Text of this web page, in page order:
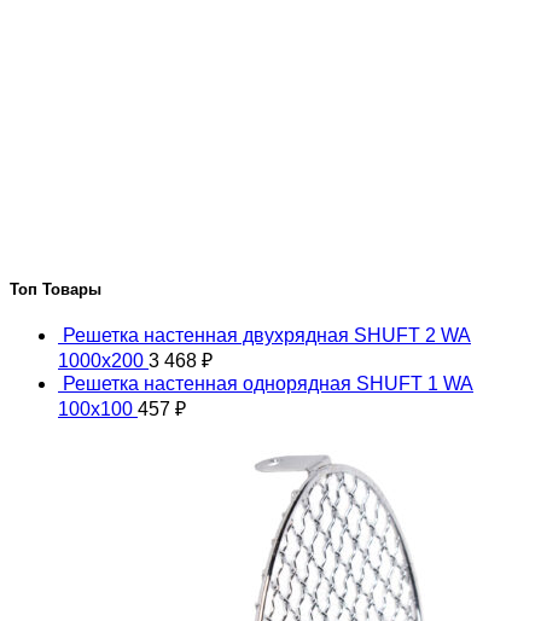
Топ Товары
Решетка настенная двухрядная SHUFT 2 WA
1000x200 3 468 ₽
Решетка настенная однорядная SHUFT 1 WA
100x100 457 ₽